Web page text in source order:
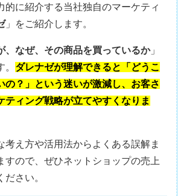
的に紹介する当社独自のマーケティ
」をご紹介します。
、なぜ、その商品を買っているか」
ダレナゼが理解できると「どうこ
の？」という迷いが激減し、お客さ
ティング戦略が立てやすくなりま
考え方や活用法からよくある誤解ま
すので、ぜひネットショップの売上
さい。